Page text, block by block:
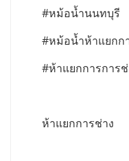
#หม้อน้ำนนทบุรี
#หม้อน้ำห้าแยกก
#ห้าแยกการการช่
ห้าแยกการช่าง